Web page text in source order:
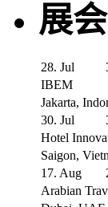
展
28. Jul
IBEM
Jakarta,
30. Jul
Hotel
Saigon,
17. Aug
Arabian